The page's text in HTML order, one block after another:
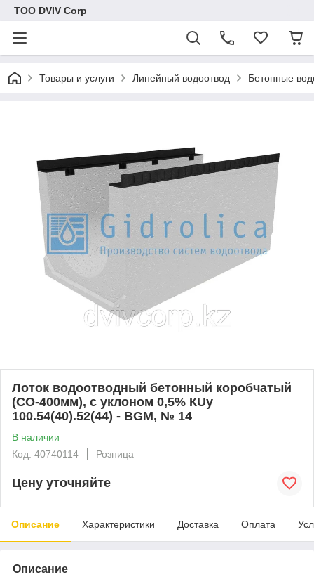
ТОО DVIV Corp
Товары и услуги Линейный водоотвод Бетонные
Лоток водоотводный бетонный коробчатый
(СО-400мм), с уклоном 0,5% КUу
100.54(40).52(44) - BGМ, № 14
В наличии
Код: 40740114
Розница
Цену уточняйте
Описание Характеристики Доставка Оплата
Описание